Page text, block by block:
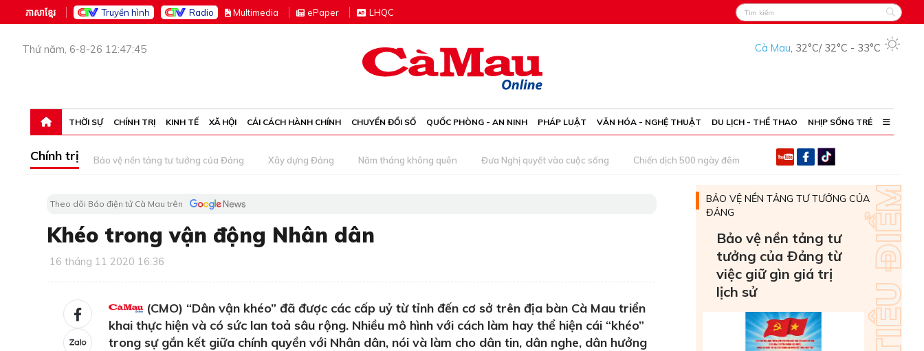
ភាសាខ្មែរ Truyền hình Radio Multimedia ePaper LHQC
Thứ năm, 6-8-26 12:47:45 Cà Mau, 32°C/ 32°C - 33°C
THỜI SỰ CHÍNH TRỊ KINH TẾ XÃ HỘI CẢI CÁCH HÀNH CHÍNH CHUYỂN ĐỔI SỐ QUỐC PHÒNG - AN NINH PHÁP LUẬT VĂN HÓA - NGHỆ THUẬT DU LỊCH - THỂ THAO NHỊP SỐNG TRẺ
Chính trị Bảo vệ nền tảng tư tưởng của Đảng Xây dựng Đảng Năm tháng không quên Đưa Nghị quyết vào cuộc sống Chiến dịch 500 ngày đêm
Theo dõi Báo điện tử Cà Mau trên
Khéo trong vận động Nhân dân
16 tháng 11 2020 16:36
(CMO) “Dân vận khéo” đã được các cấp uỷ từ tỉnh đến cơ sở trên địa bàn Cà Mau triển
khai thực hiện và có sức lan toả sâu rộng. Nhiều mô hình với cách làm hay thể hiện cái “khéo”
trong sự gắn kết giữa chính quyền với Nhân dân, nói và làm cho dân tin, dân nghe, dân hưởng
BẢO VỆ NỀN TẢNG TƯ TƯỞNG CỦA
ĐẢNG
Bảo vệ nền tảng tư
tưởng của Ðảng từ
việc giữ gìn giá trị
lịch sử